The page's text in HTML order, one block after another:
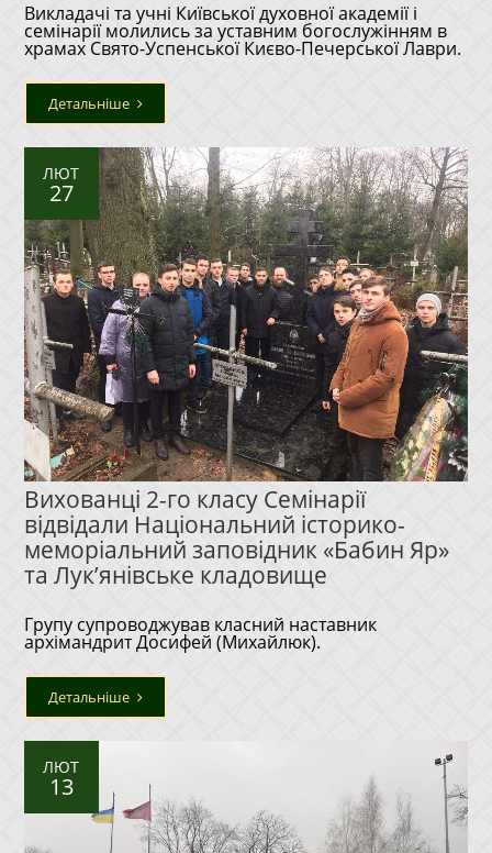
Викладачі та учні Київської духовної академії і
семінарії молились за уставним богослужінням в
храмах Свято-Успенської Києво-Печерської Лаври.
Детальніше
ЛЮТ
27
Вихованці 2-го класу Семінарії
відвідали Національний історико-
меморіальний заповідник «Бабин Яр»
та Лук’янівське кладовище
Групу супроводжував класний наставник
архімандрит Досифей (Михайлюк).
Детальніше
ЛЮТ
13